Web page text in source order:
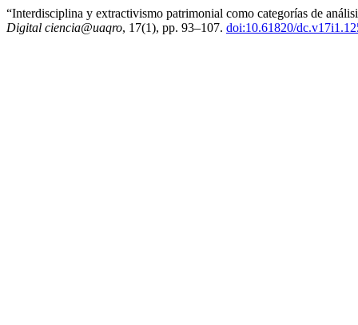
“Interdisciplina y extractivismo patrimonial como categorías de
Digital ciencia@uaqro, 17(1), pp. 93–107. doi:10.61820/